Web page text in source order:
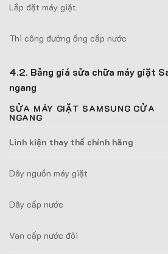
Lắp đặt máy giặt
Thi công đường ống cấp nước
4.2. Bảng giá sửa chữa máy giặt
ngang
SỬA MÁY GIẶT SAMSUNG CỬA
NGANG
Linh kiện thay thế chính hãng
Dây nguồn máy giặt
Dây cấp nước
Van cấp nước đôi